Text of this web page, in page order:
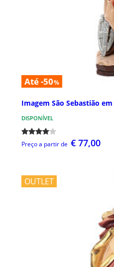
Até -50%
Imagem São Sebastião
DISPONÍVEL
Preço a partir de € 77,00
OUTLET